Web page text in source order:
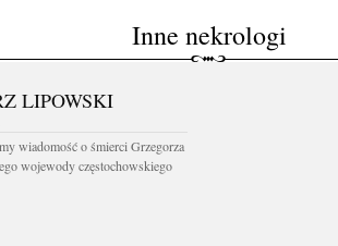
Inne nekrologi
LIPOWSKI
wiadomość o śmierci Grzegorza
wojewody częstochowskiego